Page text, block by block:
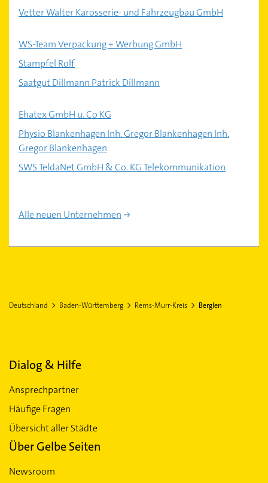
Vetter Walter Karosserie- und Fahrzeugbau GmbH
WS-Team Verpackung + Werbung GmbH
Stampfel Rolf
Saatgut Dillmann Patrick Dillmann
Ehatex GmbH u. Co KG
Physio Blankenhagen Inh. Gregor Blankenhagen Inh.
Gregor Blankenhagen
SWS TeldaNet GmbH & Co. KG Telekommunikation
Alle neuen Unternehmen
Deutschland Baden-Württemberg Rems-Murr-Kreis Berglen
Dialog & Hilfe
Ansprechpartner
Häufige Fragen
Übersicht aller Städte
Über Gelbe Seiten
Newsroom